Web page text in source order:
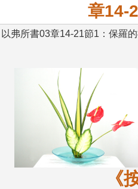
章14-
以弗所書03章14-21節1：保羅
《